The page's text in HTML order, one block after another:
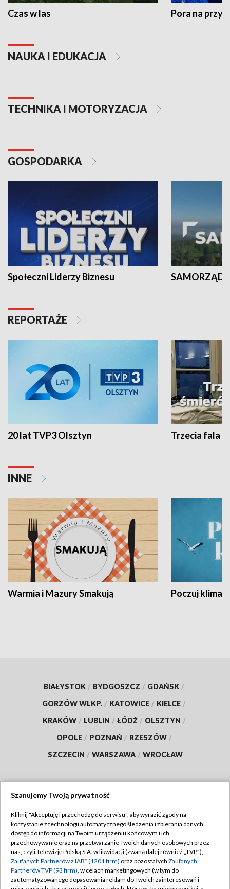
Czas w las Pora na
NAUKA I EDUKACJA
TECHNIKA I MOTORYZACJA
GOSPODARKA
Społeczni Liderzy Biznesu SAMORZĄD
REPORTAŻE
20 lat TVP3 Olsztyn Trzecia fala -
INNE
Warmia i Mazury Smakują Poczuj klimat
BIAŁYSTOK / BYDGOSZCZ / GDAŃSK /
GORZÓW WLKP. / KATOWICE / KIELCE /
KRAKÓW / LUBLIN / ŁÓDŹ / OLSZTYN /
OPOLE / POZNAŃ / RZESZÓW /
SZCZECIN / WARSZAWA / WROCŁAW
TVP
Abonament TVP
Emisja w TVP
Centrum informacji TVP
Regulamin TVP
Polityka prywatności
Moje zgody
Szanujemy Twoją prywatność
Kliknij "Akceptuję i przechodzę do serwisu", aby wyrazić zgody na
korzystanie z technologii automatycznego śledzenia i zbierania danych,
dostęp do informacji na Twoim urządzeniu końcowym i ich
przechowywanie oraz na przetwarzanie Twoich danych osobowych przez
nas, czyli Telewizję Polską S.A. w likwidacji (zwaną dalej również „TVP”),
Zaufanych Partnerów z IAB* (1201 firm) oraz pozostałych Zaufanych
Partnerów TVP (93 firm), w celach marketingowych (w tym do
zautomatyzowanego dopasowania reklam do Twoich zainteresowań i